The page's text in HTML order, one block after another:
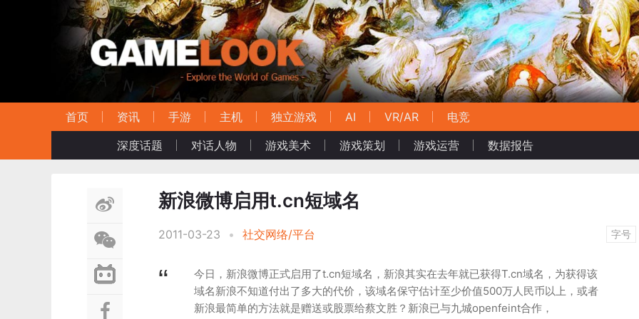
首页 资讯 手游 主机 独立游戏 AI VR/AR
电竞
深度话题
对话人物 游戏美术 游戏策划 游戏运营 数据报告
新浪微博启用t.cn短域名
2011-03-23 • 社交网络/平台 字号
今日，新浪微博正式启用了t.cn短域名，新浪其实在去年就已获得T.cn域名，为获得该
域名新浪不知道付出了多大的代价，该域名保守估计至少价值500万人民币以上，或者
新浪最简单的方法就是赠送或股票给蔡文胜？新浪已与九城openfeint合作，